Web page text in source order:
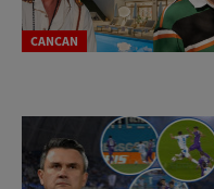
CANCAN